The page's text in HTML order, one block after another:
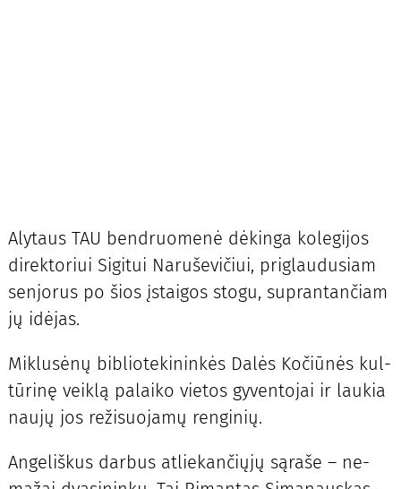
Aly­taus TAU ben­druo­me­nė dė­kin­ga ko­le­gi­jos
di­rek­to­riui Si­gi­tui Na­ru­še­vi­čiui, pri­glau­du­siam
sen­jo­rus po šios įstai­gos sto­gu, su­pran­tan­čiam
jų idė­jas.
Mik­lu­sė­nų bib­lio­te­ki­nin­kės Da­lės Ko­čiū­nės kul­
tū­ri­nę veik­lą pa­lai­ko vie­tos gy­ven­to­jai ir lau­kia
nau­jų jos re­ži­suo­ja­mų ren­gi­nių.
An­ge­liš­kus dar­bus at­lie­kan­čių­jų są­ra­še – ne­